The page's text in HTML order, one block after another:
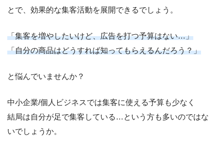
とで、効果的な集客活動を展開できるでしょう。
「集客を増やしたいけど、広告を打つ予算はない…」
「自分の商品はどうすれば知ってもらえるんだろう？」
と悩んでいませんか？
中小企業/個人ビジネスでは集客に使える予算も少なく
結局は自分が足で集客している…という方も多いのではな
いでしょうか。